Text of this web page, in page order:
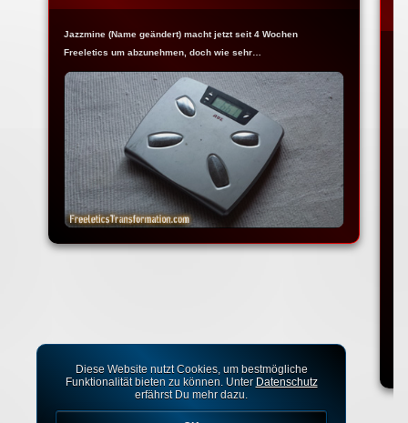
Jazzmine (Name geändert) macht jetzt seit 4 Wochen
Freeletics um abzunehmen, doch wie sehr…
Diese Website nutzt Cookies, um bestmögliche
Funktionalität bieten zu können. Unter Datenschutz
erfährst Du mehr dazu.